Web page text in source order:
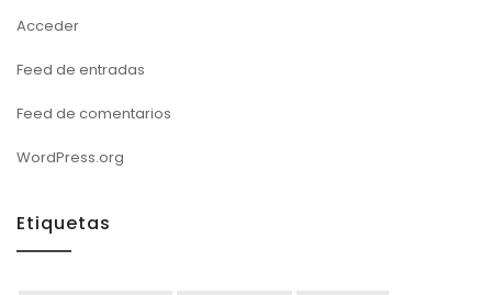
Acceder
Feed de entradas
Feed de comentarios
WordPress.org
Etiquetas